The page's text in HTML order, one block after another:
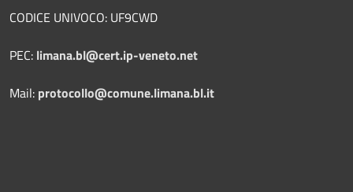
CODICE UNIVOCO: UF9CWD
PEC: limana.bl@cert.ip-veneto.net
Mail: protocollo@comune.limana.bl.it